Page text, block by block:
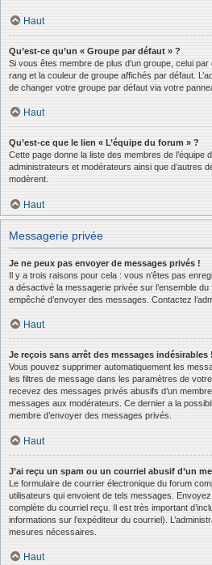
Haut
Qu’est-ce qu’un « Groupe par défaut » ?
Si vous êtes membre de plus d’un groupe, celui
rang et la couleur de groupe affichés par défaut.
de changer votre groupe par défaut via votre
Haut
Qu’est-ce que le lien « L’équipe du forum » ?
Cette page donne la liste des membres de l’équipe
administrateurs et modérateurs ainsi que d’autres
modèrent.
Haut
Messagerie privée
Je ne peux pas envoyer de messages privés !
Il y a trois raisons pour cela : vous n’êtes pas
a désactivé la messagerie privée sur l’ensemble
empêché d’envoyer des messages. Contactez
Haut
Je reçois sans arrêt des messages indésirables !
Vous pouvez supprimer automatiquement les
les filtres de message dans les paramètres de
recevez des messages privés abusifs d’un
messages aux modérateurs. Ce dernier a la
membre d’envoyer des messages privés.
Haut
J’ai reçu un spam ou un courriel abusif d’un
Le formulaire de courrier électronique du forum
utilisateurs qui envoient de tels messages.
complète du courriel reçu. Il est très important
informations sur l’expéditeur du courriel).
mesures nécessaires.
Haut